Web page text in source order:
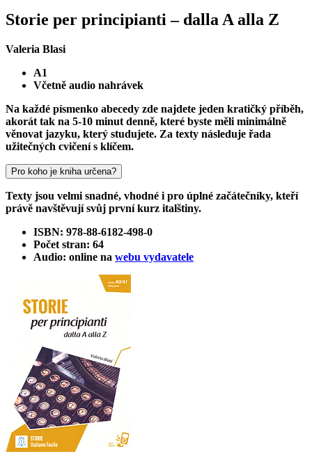
Storie per principianti – dalla A alla Z
Valeria Blasi
A1
Včetně audio nahrávek
Na každé písmenko abecedy zde najdete jeden kratičký příběh,
akorát tak na 5-10 minut denně, které byste měli minimálně
věnovat jazyku, který studujete. Za texty následuje řada
užitečných cvičení s klíčem.
Pro koho je kniha určena?
Texty jsou velmi snadné, vhodné i pro úplné začátečníky, kteří
právě navštěvují svůj první kurz italštiny.
ISBN: 978-88-6182-498-0
Počet stran: 64
Audio: online na webu vydavatele